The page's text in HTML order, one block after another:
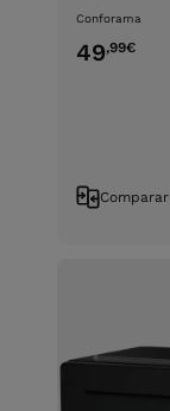
Conforama
49,99€
Comparar